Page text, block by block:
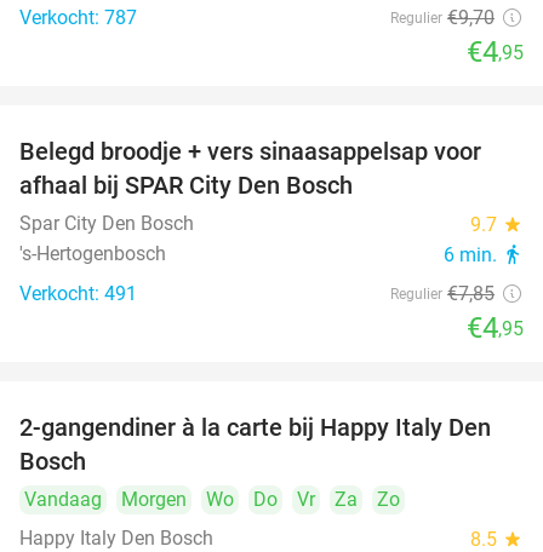
Verkocht: 787 Regulier €9,70
€4,95
37%
Belegd broodje + vers sinaasappelsap voor
afhaal bij SPAR City Den Bosch
Spar City Den Bosch 9.7 star
's-Hertogenbosch 6 min. directions_walk
Verkocht: 491 Regulier €7,85
€4,95
35%
2-gangendiner à la carte bij Happy Italy Den
Bosch
Vandaag Morgen Wo Do Vr Za
Zo
Happy Italy Den Bosch
8.5 star